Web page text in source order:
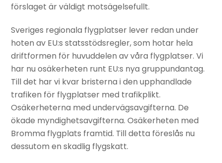
förslaget är väldigt motsägelsefullt.
Sveriges regionala flygplatser lever redan under
hoten av EU:s statsstödsregler, som hotar hela
driftformen för huvuddelen av våra flygplatser. Vi
har nu osäkerheten runt EU:s nya gruppundantag.
Till det har vi kvar bristerna i den upphandlade
trafiken för flygplatser med trafikplikt.
Osäkerheterna med undervägsavgifterna. De
ökade myndighetsavgifterna. Osäkerheten med
Bromma flygplats framtid. Till detta föreslås nu
dessutom en skadlig flygskatt.